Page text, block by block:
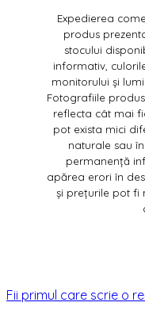
Expedierea
produs
stocului
informativ,
monitorului și
Fotografiile
reflecta cât mai
pot exista mici
naturale sau
permanență
apărea erori în
și prețurile pot fi
Fii primul care scrie o